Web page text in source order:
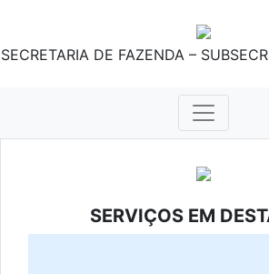
SECRETARIA DE FAZENDA –
SERVIÇOS EM